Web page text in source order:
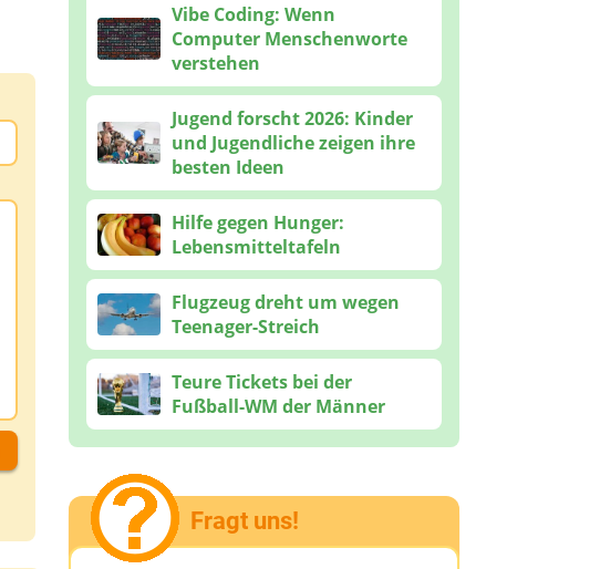
Vibe Coding: Wenn
Computer Menschenworte
verstehen
Jugend forscht 2026: Kinder
und Jugendliche zeigen ihre
besten Ideen
Hilfe gegen Hunger:
Lebensmitteltafeln
Flugzeug dreht um wegen
Teenager-Streich
Teure Tickets bei der
Fußball-WM der Männer
Fragt uns!